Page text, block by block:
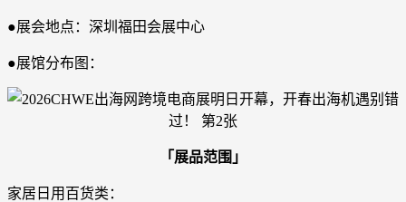
●展会地点：深圳福田会展中心
●展馆分布图：
「展品范围」
家居日用百货类：